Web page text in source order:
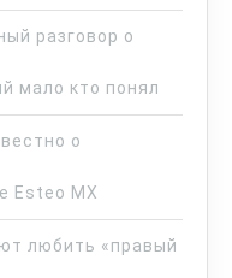
разговор о
мало кто понял
о
Esteo MX
любить «правый